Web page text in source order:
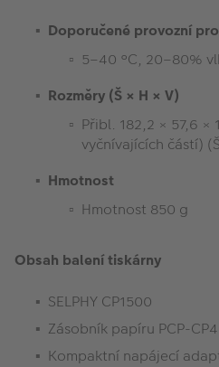
Doporučené provozní
5–40 °C, 20–80%
Rozměry (Š × H × V)
Přibl. 182,2 × 57,6 ×
vyčnívajících částí)
Hmotnost
Hmotnost 850 g
Obsah balení tiskárny
SELPHY CP1500
Zásobník papíru PCP-
Kompaktní napájecí